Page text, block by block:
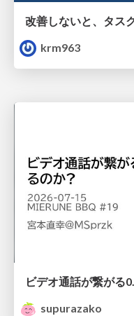
krm963
ビデオ通話が繋がる
supurazako